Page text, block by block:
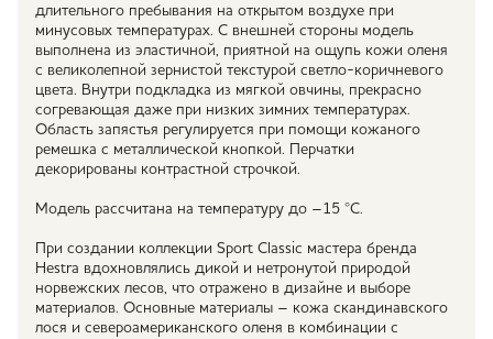
длительного пребывания на открытом воздухе при
минусовых температурах. С внешней стороны модель
выполнена из эластичной, приятной на ощупь кожи оленя
с великолепной зернистой текстурой светло-коричневого
цвета. Внутри подкладка из мягкой овчины, прекрасно
согревающая даже при низких зимних температурах.
Область запястья регулируется при помощи кожаного
ремешка с металлической кнопкой. Перчатки
декорированы контрастной строчкой.
Модель рассчитана на температуру до –15 °С.
При создании коллекции Sport Classic мастера бренда
Hestra вдохновлялись дикой и нетронутой природой
норвежских лесов, что отражено в дизайне и выборе
материалов. Основные материалы – кожа скандинавского
лося и североамериканского оленя в комбинации с